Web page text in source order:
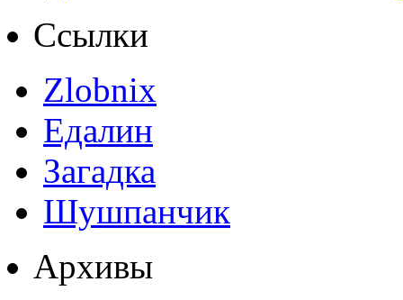
Ссылки
Zlobnix
Едалин
Загадка
Шушпанчик
Архивы